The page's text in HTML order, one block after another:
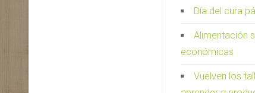
Día del cura
Alimentación
económicas
Vuelven los